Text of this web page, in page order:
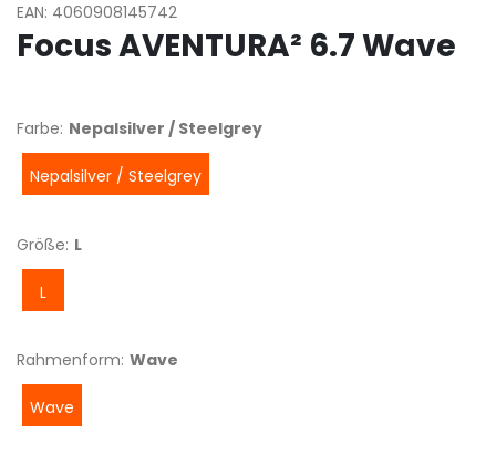
EAN: 4060908145742
Focus AVENTURA² 6.7 Wave
Farbe: Nepalsilver / Steelgrey
Nepalsilver / Steelgrey
Größe: L
L
Rahmenform: Wave
Wave